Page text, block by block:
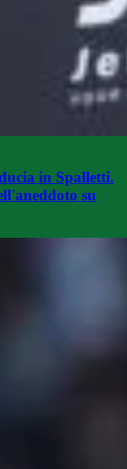
in Spalletti.
su